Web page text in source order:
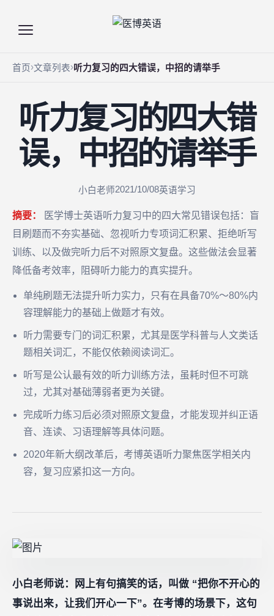
首页 文章列表 听力复习的四大错误，中招的请举手
听力复习的四大错
误，中招的请举手
小白老师2021/10/08英语学习
摘要：
医学博士英语听力复习中的四大常见错误包括：盲
目刷题而不夯实基础、忽视听力专项词汇积累、拒绝听写
训练、以及做完听力后不对照原文复盘。这些做法会显著
降低备考效率，阻碍听力能力的真实提升。
单纯刷题无法提升听力实力，只有在具备70%～80%内
容理解能力的基础上做题才有效。
听力需要专门的词汇积累，尤其是医学科普与人文类话
题相关词汇，不能仅依赖阅读词汇。
听写是公认最有效的听力训练方法，虽耗时但不可跳
过，尤其对基础薄弱者更为关键。
完成听力练习后必须对照原文复盘，才能发现并纠正语
音、连读、习语理解等具体问题。
2020年新大纲改革后，考博英语听力聚焦医学相关内
容，复习应紧扣这一方向。
小白老师说：网上有句搞笑的话，叫做 “把你不开心的
事说出来，让我们开心一下”。在考博的场景下，这句